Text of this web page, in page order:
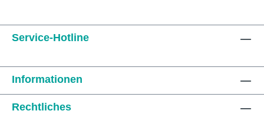
Service-Hotline
Informationen
Rechtliches